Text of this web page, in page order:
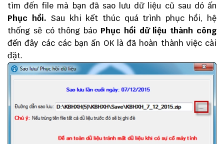
tìm đến file mà bạn đã sao lưu dữ liệu cũ sau dó ấn
Phục hồi. Sau khi kết thúc quá trình phục hồi, hệ
thống sẽ có thông báo Phục hồi dữ liệu thành công
đến đây các các bạn ấn OK là đã hoàn thành việc cài
đặt.